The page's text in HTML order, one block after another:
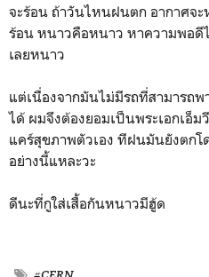
จะร้อน ถ้าวันไหนฝนตก อากาศจ
ร้อน หนาวคือหนาว หาความพอ
เลยหนาว
แต่เนื่องจากมันไม่มีรถที่สามารถพ
ได้ ผมจึงต้องยอมเป็นพระเอกเอ็ม
แคร์สุขภาพตัวเอง ทีฝนมันยังตก
อย่างนี้แหละวะ
ดีนะที่กูใส่เสื้อกันหนาวมีฮู้ด